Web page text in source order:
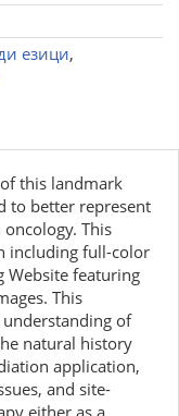
езици,
this landmark
to better represent
This
including full-color
Website featuring
This
of
natural history
application,
and site-
either as a